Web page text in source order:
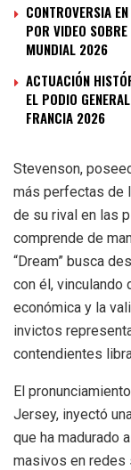
CONTROVERSIA
POR VIDEO
MUNDIAL 2026
ACTUACIÓN
EL PODIO
FRANCIA 2026
Stevenson,
más perfectas de
de su rival en las
comprende de
“Dream” busca
con él, vinculando
económica y la
invictos
contendientes
El
Jersey, inyectó
que ha madurado
masivos en redes